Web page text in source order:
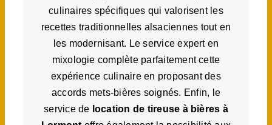
culinaires spécifiques qui valorisent les
recettes traditionnelles alsaciennes tout en
les modernisant. Le service expert en
mixologie complète parfaitement cette
expérience culinaire en proposant des
accords mets-bières soignés. Enfin, le
service de location de tireuse à bières à